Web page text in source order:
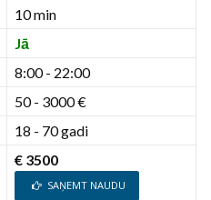
10 min
Jā
8:00 - 22:00
50 - 3000 €
18 - 70 gadi
€ 3500
SAŅEMT NAUDU